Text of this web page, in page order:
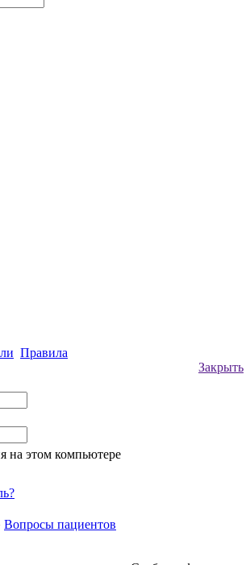
Правила
Закрыть
на этом компьютере
Вопросы пациентов